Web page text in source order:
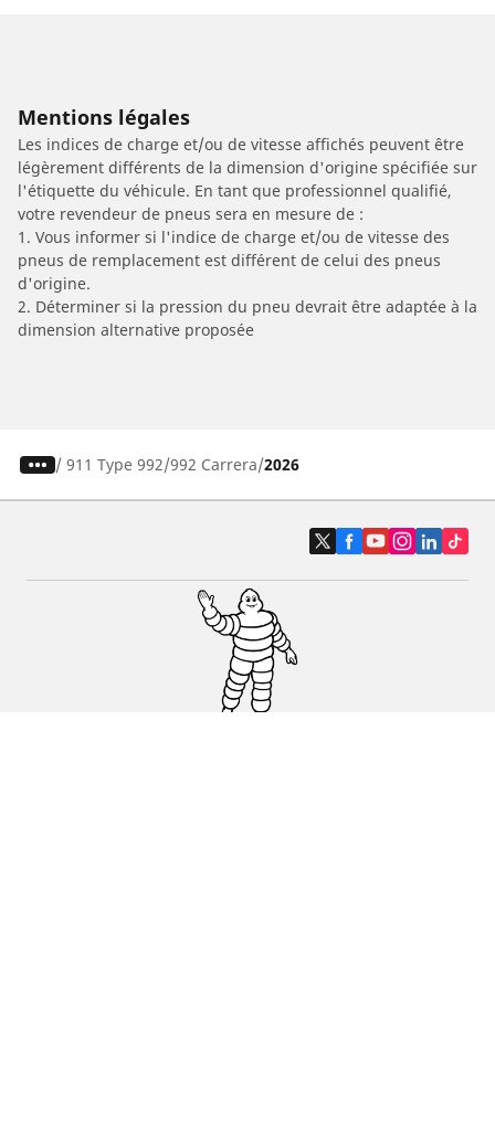
Mentions légales
Les indices de charge et/ou de vitesse affichés peuvent être
légèrement différents de la dimension d'origine spécifiée sur
l'étiquette du véhicule. En tant que professionnel qualifié,
votre revendeur de pneus sera en mesure de :
1. Vous informer si l'indice de charge et/ou de vitesse des
pneus de remplacement est différent de celui des pneus
d'origine.
2. Déterminer si la pression du pneu devrait être adaptée à la
dimension alternative proposée
/ 911 Type 992 992 Carrera 2026